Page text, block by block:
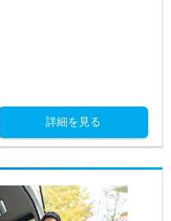
詳細を見る